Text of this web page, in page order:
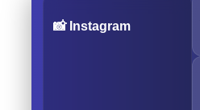
📸 Instagram